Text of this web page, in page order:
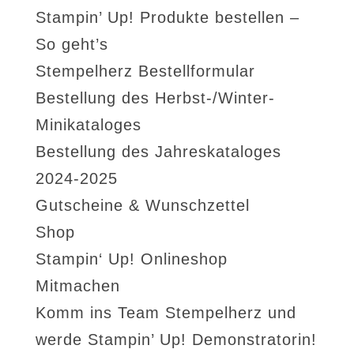
Stampin’ Up! Produkte bestellen –
So geht’s
Stempelherz Bestellformular
Bestellung des Herbst-/Winter-
Minikataloges
Bestellung des Jahreskataloges
2024-2025
Gutscheine & Wunschzettel
Shop
Stampin‘ Up! Onlineshop
Mitmachen
Komm ins Team Stempelherz und
werde Stampin’ Up! Demonstratorin!